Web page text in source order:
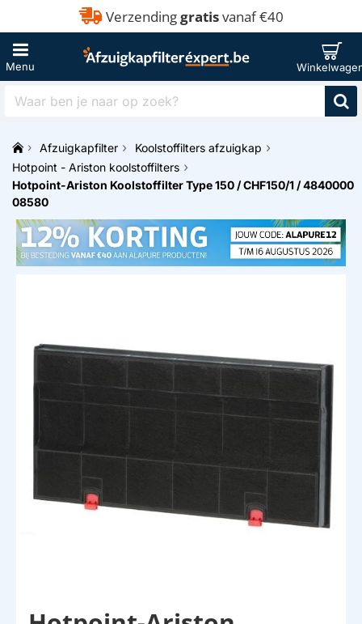
Verzendinggratisvanaf €40
Waar
naar
op
zoek?
h
o
m
e
Afzuigkapfilter
Koolstoffilters afzuigkap
Hotpoint - Ariston koolstoffilters
Hotpoint-Ariston Koolstoffilter Type 150 / CHF150/1 / 4840000
08580